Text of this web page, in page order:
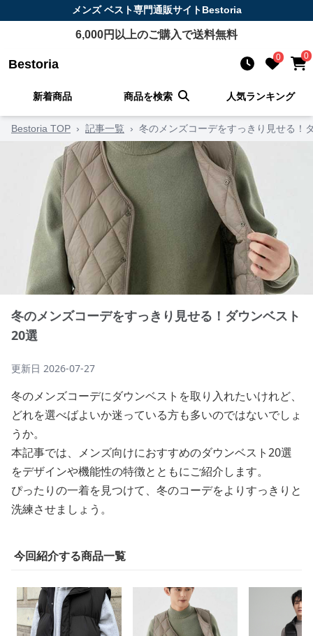
メンズ ベスト専門通販サイトBestoria
6,000円以上のご購入で送料無料
Bestoria 0 0
新着商品 商品を検索 人気ランキング
Bestoria TOP › 記事一覧 › 冬のメンズコーデをすっきり見せる！
冬のメンズコーデをすっきり見せる！ダウンベスト
20選
更新日 2026-07-27
冬のメンズコーデにダウンベストを取り入れたいけれど、
どれを選べばよいか迷っている方も多いのではないでしょ
うか。
本記事では、メンズ向けにおすすめのダウンベスト20選
をデザインや機能性の特徴とともにご紹介します。
ぴったりの一着を見つけて、冬のコーデをよりすっきりと
洗練させましょう。
今回紹介する商品一覧